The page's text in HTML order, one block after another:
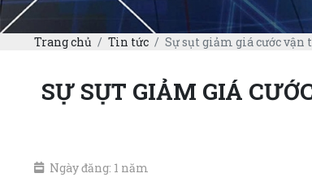
Trang chủ Tin tức Sự sụt giảm giá cước vận
SỰ SỤT GIẢM GIÁ
Ngày đăng: 1 năm